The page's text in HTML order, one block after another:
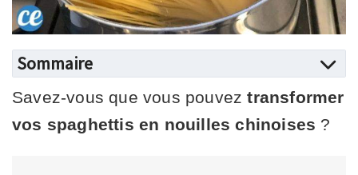
Sommaire
Savez-vous que vous pouveztransformer
vos spaghettis en nouilles chinoises ?